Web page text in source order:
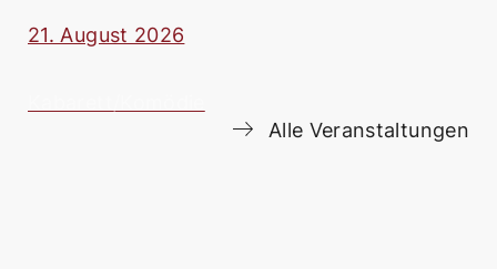
21. August 2026
Alle Veranstaltungen